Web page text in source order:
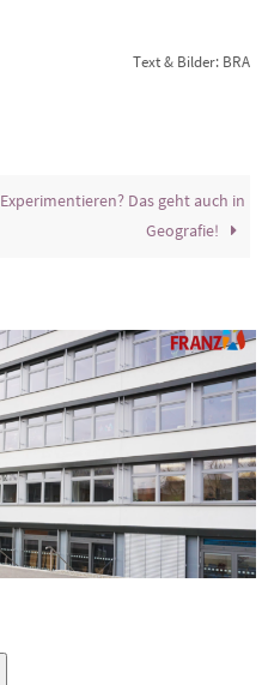
Text & Bilder: BRA
Experimentieren? Das geht auch in
Geografie!